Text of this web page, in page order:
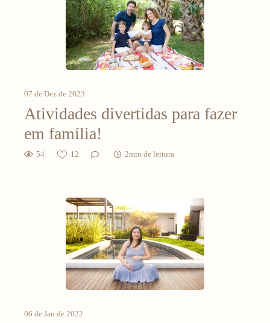
07 de Dez de 2023
Atividades divertidas para fazer
em família!
54 12 2min de leitura
06 de Jan de 2022